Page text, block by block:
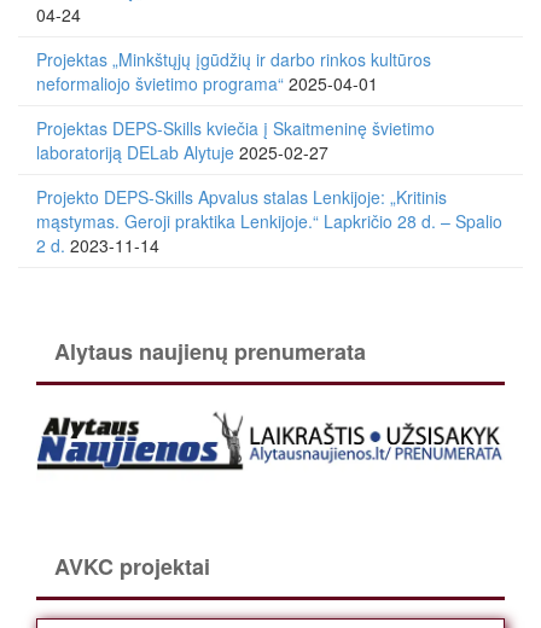
04-24
Projektas „Minkštųjų įgūdžių ir darbo rinkos kultūros
neformaliojo švietimo programa“ 2025-04-01
Projektas DEPS-Skills kviečia į Skaitmeninę švietimo
laboratoriją DELab Alytuje 2025-02-27
Projekto DEPS-Skills Apvalus stalas Lenkijoje: „Kritinis
mąstymas. Geroji praktika Lenkijoje.“ Lapkričio 28 d. – Spalio
2 d. 2023-11-14
Alytaus naujienų prenumerata
AVKC projektai